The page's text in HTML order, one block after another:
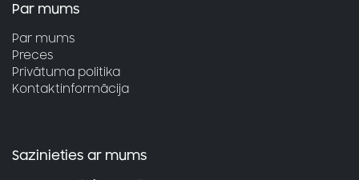
Par mums
Par mums
Preces
Privātuma politika
Kontaktinformācija
Sazinieties ar mums